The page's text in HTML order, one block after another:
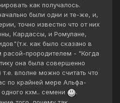
как получалось.
были одни и те-же, и,
точно известно что от них
Кардассы, и Ромулане,
как было сказано в
расой-прородителем - "Когда
она была совершенно
вполне можно считать что
по крайней мере Альфа-
кхм.. семени
.